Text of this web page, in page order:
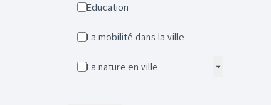
Education
La mobilité dans la ville
La nature en ville